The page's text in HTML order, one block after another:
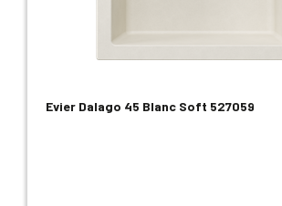
Evier Dalago 45 Blanc Soft 527059